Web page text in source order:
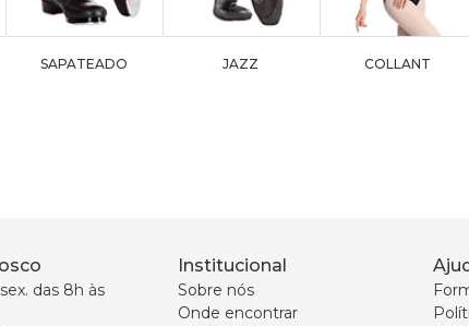
SAPATEADO JAZZ COLLANT
das 8h às
Institucional
Sobre nós
Onde encontrar